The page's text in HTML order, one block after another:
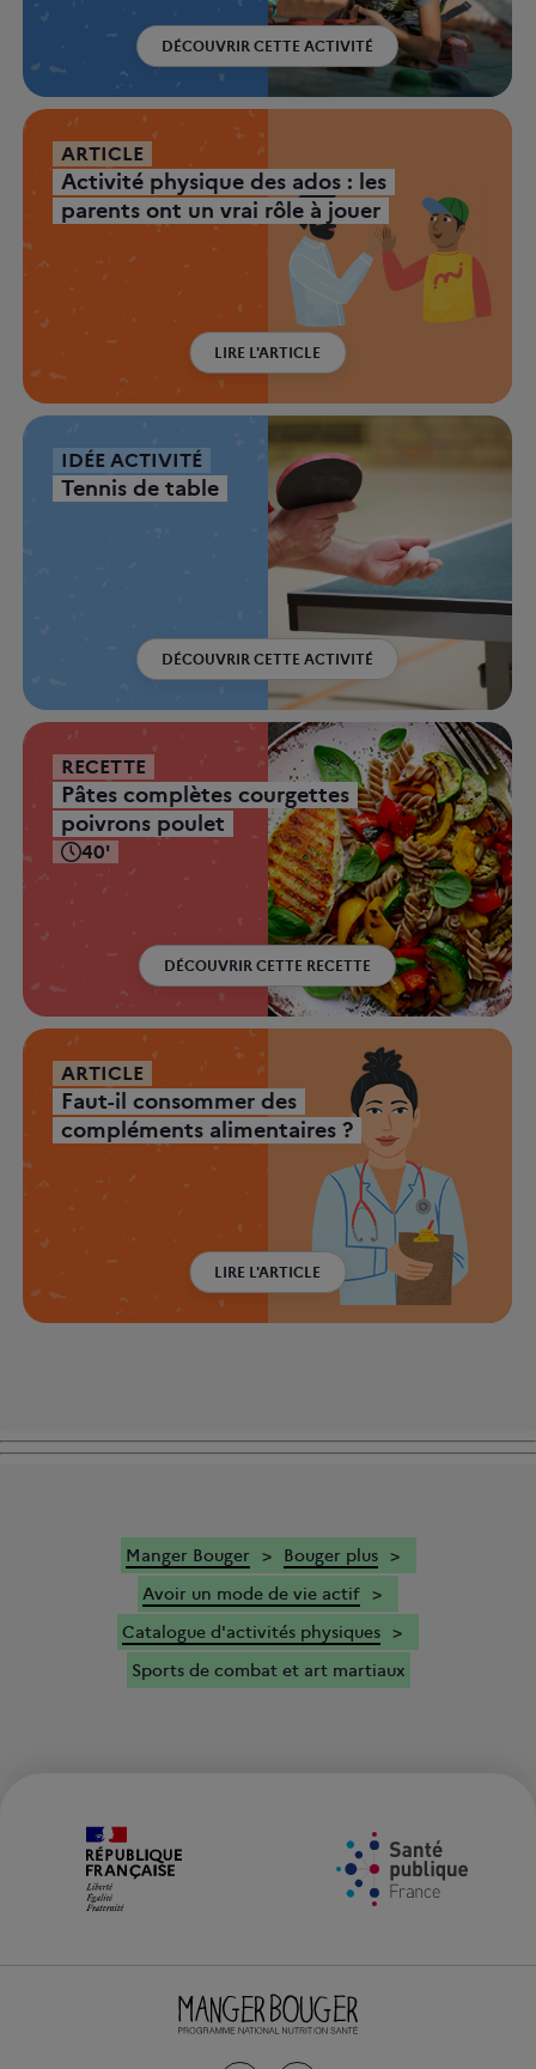
DÉCOUVRIR CETTE ACTIVITÉ
ARTICLE
Activité physique des ados : les
parents ont un vrai rôle à jouer
LIRE L'ARTICLE
IDÉE ACTIVITÉ
Tennis de table
DÉCOUVRIR CETTE ACTIVITÉ
RECETTE
Pâtes complètes courgettes
poivrons poulet
40'
DÉCOUVRIR CETTE RECETTE
ARTICLE
Faut-il consommer des
compléments alimentaires ?
LIRE L'ARTICLE
Manger Bouger
Bouger plus
Avoir un mode de vie actif
Catalogue d'activités physiques
Sports de combat et art martiaux